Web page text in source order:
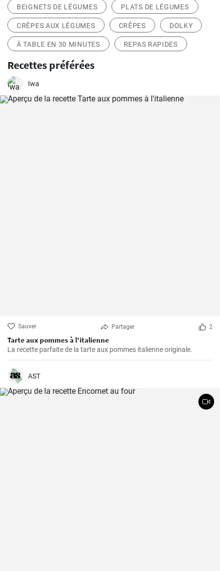
BEIGNETS DE LÉGUMES PLATS DE LÉGUMES
CRÊPES AUX LÉGUMES CRÊPES DOLKY
À TABLE EN 30 MINUTES REPAS RAPIDES
Recettes préférées
Iwa
Sauver Partager 2
Tarte aux pommes à l'italienne
La recette parfaite de la tarte aux pommes italienne originale.
AST